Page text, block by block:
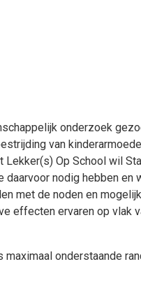
onderzoek
van
Op School wil
daarvoor nodig hebben en
met de noden en
effecten ervaren op vlak
onderstaande